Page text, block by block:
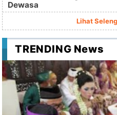
Dewasa
Lihat
TRENDING News